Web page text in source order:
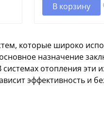
В корзину
которые широко
назначение
отопления эти
эффективность и